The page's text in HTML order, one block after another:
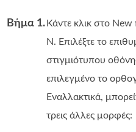
Βήμα 1. Κάντε κλικ στο
N. Επιλέξτε το
στιγμιότυπου
επιλεγμένο το
Εναλλακτικά,
τρεις άλλες μορφές: